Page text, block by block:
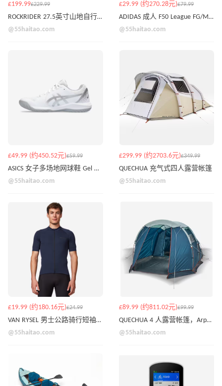
£199.99£229.99
ROCKRIDER 27.5英寸山地自行车 - EXPL 50 火焰橙
@55haitao.com
£29.99 (约270.28元)£79.99
ADIDAS 成人 F50 League FG/MG 足球鞋 - 紫/黄
@55haitao.com
£49.99 (约450.52元)£59.99
ASICS 女子多场地网球鞋 Gel Dedicate 8 - 白色/银色
@55haitao.com
£299.99 (约2703.6元)£349.99
QUECHUA 充气式四人露营帐篷
@55haitao.com
£19.99 (约180.16元)£24.99
VAN RYSEL 男士公路骑行短袖上衣——钢蓝色款
@55haitao.com
£89.99 (约811.02元)£99.99
QUECHUA 4 人露营帐篷，Arpenaz 4.1
@55haitao.com